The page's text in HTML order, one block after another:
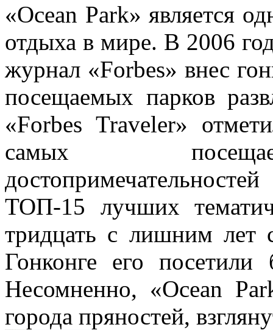
«Ocean Park» является
отдыха в мире. В 2006
журнал «Forbes» внес
посещаемых парков
«Forbes Traveler»
самых
ТОП-15 лучших
тридцать с лишним лет
Гонконге его
Несомненно, «Ocean
города пряностей,